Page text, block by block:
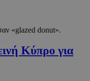
«glazed donut».
Κύπρο για